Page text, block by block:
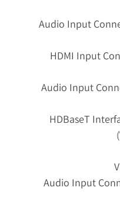
Audio Input
HDMI Input
Audio Input
HDBaseT
Audio Input